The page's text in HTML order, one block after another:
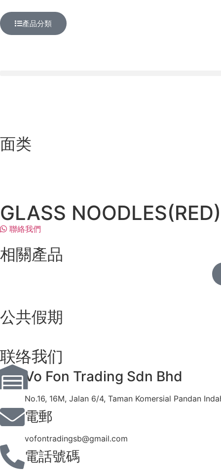
產品分類
面类
GLASS
聯絡我們
相關產品
公共假期
联络我们
Vo Fon Trading Sdn Bhd
No.16, 16M, Jalan 6/4, Taman Komersial Pandan
電郵
vofontradingsb@gmail.com
電話號碼